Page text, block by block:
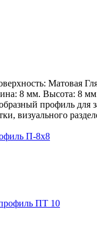
Матовая
8 мм. Высота: 8
профиль для
визуального
П-8х8